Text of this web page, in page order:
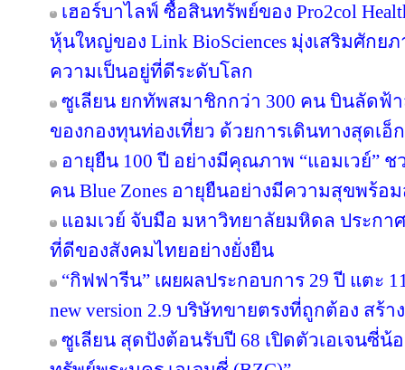
เฮอร์บาไลฟ์ ซื้อสินทรัพย์ของ Pro2col
หุ้นใหญ่ของ Link BioSciences มุ่งเสริมศัก
ความเป็นอยู่ที่ดีระดับโลก
ซูเลียน ยกทัพสมาชิกกว่า 300 คน บินลัดฟ้
ของกองทุนท่องเที่ยว ด้วยการเดินทางสุดเ
อายุยืน 100 ปี อย่างมีคุณภาพ “แอมเวย์” ช
คน Blue Zones อายุยืนอย่างมีความสุขพร้อ
แอมเวย์ จับมือ มหาวิทยาลัยมหิดล ประกา
ที่ดีของสังคมไทยอย่างยั่งยืน
“กิฟฟารีน” เผยผลประกอบการ 29 ปี แตะ
new version 2.9 บริษัทขายตรงที่ถูกต้อง สร้
ซูเลียน สุดปังต้อนรับปี 68 เปิดตัวเอเจนซี่น้